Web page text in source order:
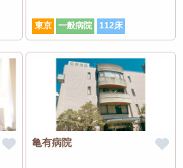
東京 一般病院 112床
亀有病院